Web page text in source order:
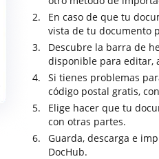
En caso de que tu
vista de tu documento
Descubre la barra de
disponible para editar,
Si tienes problemas
código postal gratis,
Elige hacer que tu
con otras partes.
Guarda, descarga e
DocHub.